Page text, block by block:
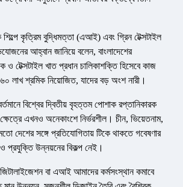
শিল্পে কৃত্রিম বুদ্ধিমত্তা (এআই) এবং গ্রিন টেক্সটাইল
আহ্বান জানিয়ে বলেন, বাংলাদেশের
ও টেক্সটাইল খাত প্রধান চালিকাশক্তি হিসেবে কাজ
লাখ শ্রমিক নিয়োজিত, যাদের বড় অংশ নারী।
বিশ্বের দ্বিতীয় বৃহত্তম পোশাক রপ্তানিকারক
এখনও অনেকাংশে নির্ভরশীল। চীন, ভিয়েতনাম,
দেশের সঙ্গে প্রতিযোগিতায় টিকে থাকতে গবেষণার
প্রযুক্তি উন্নয়নের বিকল্প নেই।
বা এআই আমাদের কর্মসংস্থান কমাবে